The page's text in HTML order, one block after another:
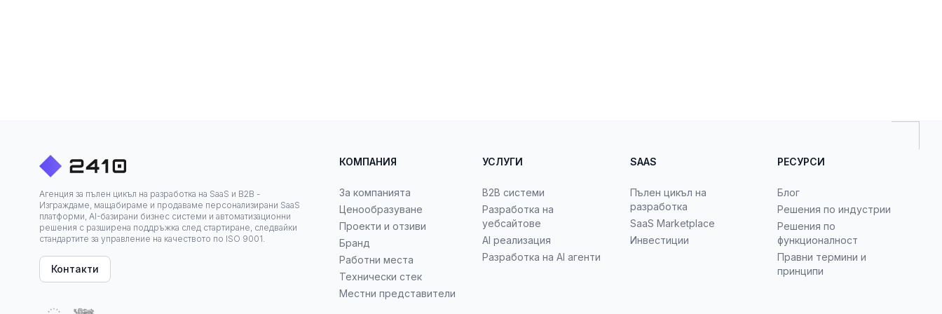
Агенция за пълен цикъл на разработка на SaaS и B2B -
Изграждаме, мащабираме и продаваме персонализирани SaaS
платформи, AI-базирани бизнес системи и автоматизационни
решения с разширена поддръжка след стартиране, следвайки
стандартите за управление на качеството по ISO 9001.
Контакти
КОМПАНИЯ
За компанията
Ценообразуване
Проекти и отзиви
Бранд
Работни места
Технически стек
Местни представители
УСЛУГИ
B2B системи
Разработка на
уебсайтове
AI реализация
Разработка на AI агенти
SAAS
Пълен цикъл на
разработка
SaaS Marketplace
Инвестиции
РЕСУРСИ
Блог
Решения по индустрии
Решения по
функционалност
Правни термини и
принципи